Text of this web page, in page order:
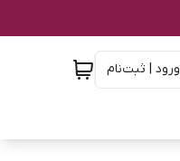
ورود | ثبت‌نام